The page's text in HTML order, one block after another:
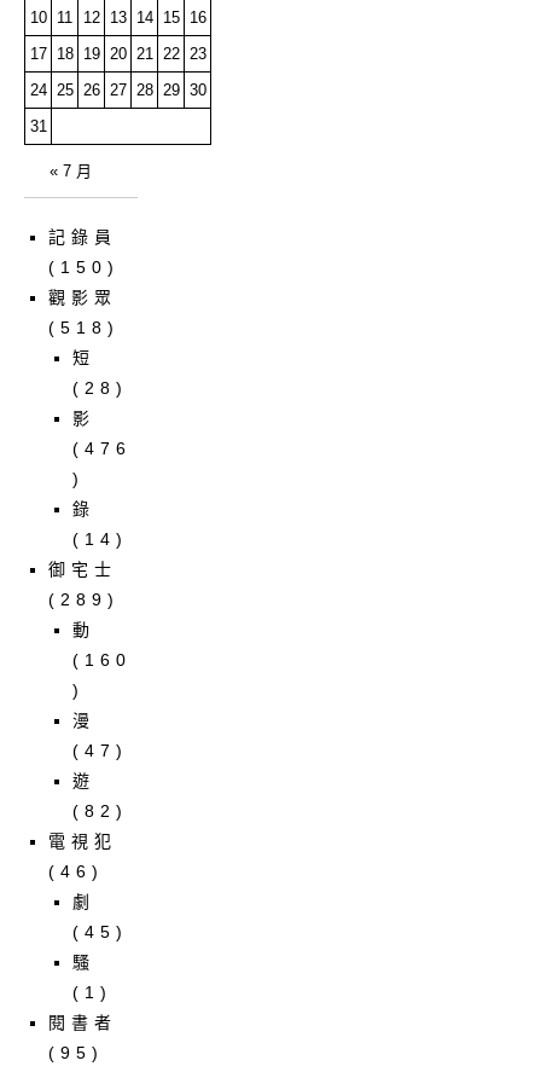
10 11 12 13 14 15
16
17
18 19 20 21 22 23
24 25 26 27 28 29 30
31
« 7 月
記錄員
(150)
觀影眾
(518)
短
(28)
影
(476
)
錄
(14)
御宅士
(289)
動
(160
)
漫
(47)
遊
(82)
電視犯
(46)
劇
(45)
騷
(1)
閱書者
(95)